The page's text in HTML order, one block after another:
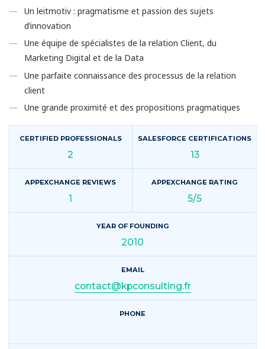
Un leitmotiv : pragmatisme et passion des sujets
d’innovation
Une équipe de spécialistes de la relation Client, du
Marketing Digital et de la Data
Une parfaite connaissance des processus de la relation
client
Une grande proximité et des propositions pragmatiques
CERTIFIED PROFESSIONALS
2
SALESFORCE CERTIFICATIONS
13
APPEXCHANGE REVIEWS
1
APPEXCHANGE RATING
5/5
YEAR OF FOUNDING
2010
EMAIL
contact@kpconsulting.fr
PHONE